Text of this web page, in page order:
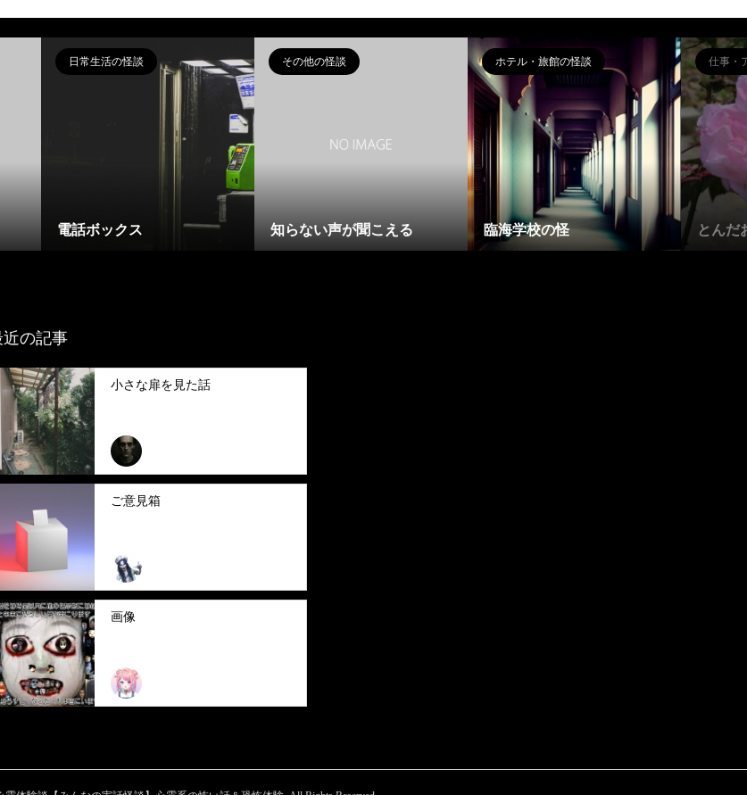
日常生活の怪談
電話ボックス
その他の怪談
知らない声が聞こえる
ホテル・旅館の怪談
臨海学校の怪
仕事・
とんだ
近の記事
小さな扉を見た話
ご意見箱
画像